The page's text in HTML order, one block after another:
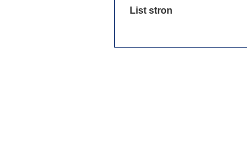
List stron